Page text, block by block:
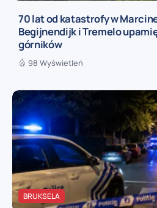
70 lat od katastrofy w
Begijnendijk i Tremelo
górników
98 Wyświetleń
BRUKSELA